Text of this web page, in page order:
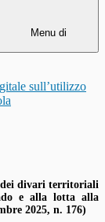
Menu di
sull’utilizzo
divari territoriali
e alla lotta alla
2025, n. 176)